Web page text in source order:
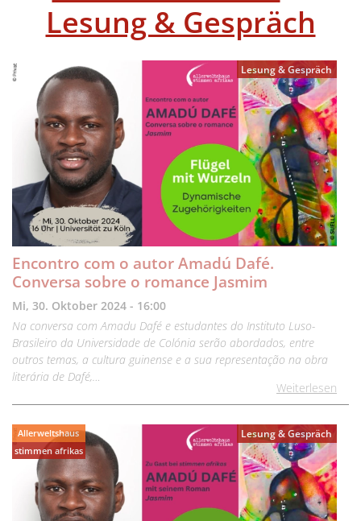
Lesung & Gespräch
Lesung & Gespräch
Encontro com o autor Amadú Dafé.
Conversa sobre o romance Jasmim
Mi, 30. Oktober 2024 - 16:00
Na conversa com Amadu Dafé e estudantes do Instituto Luso-
Brasileiro da Universidade de Colónia serão abordados, entre
outros temas, a cultura guinense e a sua representação na obra
literária de Dafé,…
Weiterlesen
Allerweltshaus
stimmen afrikas
Lesung & Gespräch